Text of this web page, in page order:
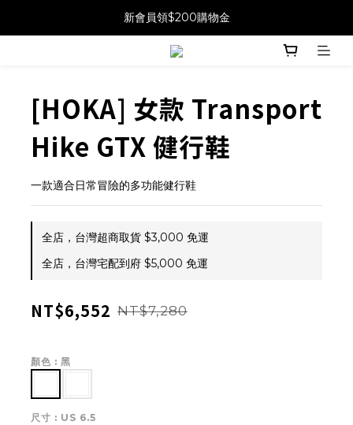
新會員領$200購物金
[HOKA] 女款 Transport
Hike GTX 健行鞋
一款適合日常冒險的多功能健行鞋
全店，台灣超商取貨 $3,000 免運
全店，台灣宅配到府 $5,000 免運
NT$6,552 NT$7,280
顏色 : 黑
尺寸 : US 6.5